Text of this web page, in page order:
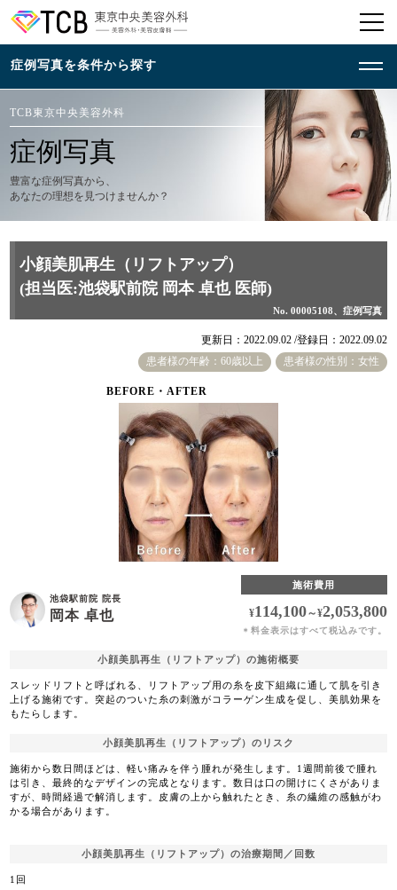
TCB東京中央美容外科
症例写真
豊富な症例写真から、
あなたの理想を見つけませんか？
小顔美肌再生（リフトアップ）
(担当医:池袋駅前院 岡本 卓也 医師)
No. 00005108、症例写真
患者様の年齢：60歳以上 患者様の性別：女性
更新日：2022.09.02 /登録日：2022.09.02
BEFORE・AFTER
池袋駅前院 院長
岡本 卓也
施術費用
¥114,100～¥2,053,800
＊ 料金表示はすべて税込みです。
小顔美肌再生（リフトアップ）の施術概要
スレッドリフトと呼ばれる、リフトアップ用の糸を皮下組織に通して肌を引き
上げる施術です。突起のついた糸の刺激がコラーゲン生成を促し、美肌効果を
もたらします。
小顔美肌再生（リフトアップ）のリスク
施術から数日間ほどは、軽い痛みを伴う腫れが発生します。1週間前後で腫れ
は引き、最終的なデザインの完成となります。数日は口の開けにくさがありま
すが、時間経過で解消します。皮膚の上から触れたとき、糸の繊維の感触がわ
かる場合があります。
小顔美肌再生（リフトアップ）の治療期間／回数
1回